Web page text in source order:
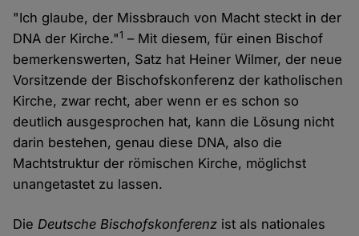
"Ich glaube, der Missbrauch von Macht steckt in der
DNA der Kirche."1 – Mit diesem, für einen Bischof
bemerkenswerten, Satz hat Heiner Wilmer, der neue
Vorsitzende der Bischofskonferenz der katholischen
Kirche, zwar recht, aber wenn er es schon so
deutlich ausgesprochen hat, kann die Lösung nicht
darin bestehen, genau diese DNA, also die
Machtstruktur der römischen Kirche, möglichst
unangetastet zu lassen.
DieDeutsche Bischofskonferenz ist als nationales